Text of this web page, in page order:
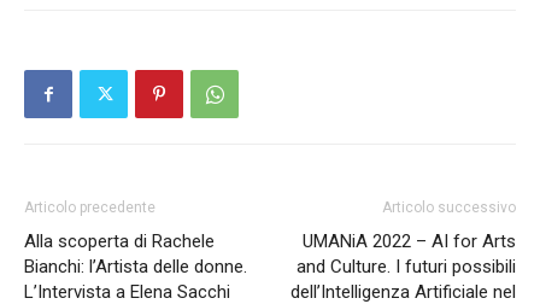
Articolo precedente
Alla scoperta di Rachele
Bianchi: l’Artista delle donne.
L’Intervista a Elena Sacchi
Articolo successivo
UMANiA 2022 – AI for Arts
and Culture. I futuri possibili
dell’Intelligenza Artificiale nel